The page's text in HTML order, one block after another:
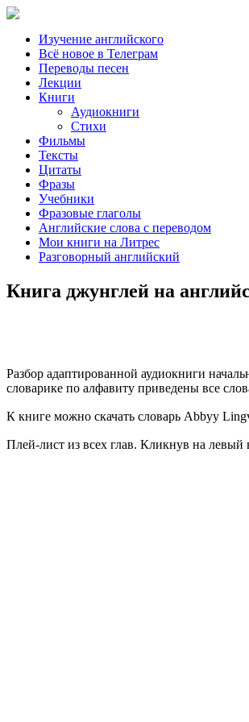
Изучение английского
Всё новое в Телеграм
Переводы песен
Лекции
Книги
Аудиокниги
Стихи
Фильмы
Тексты
Цитаты
Фразы
Учебники
Фразовые глаголы
Английские слова с переводом
Мои книги на Литрес
Разговорный английский
Книга джунглей на
Разбор адаптированной аудиокниги
словарике по алфавиту приведены все
К книге можно скачать словарь Abbyy
Плей-лист из всех глав. Кликнув на